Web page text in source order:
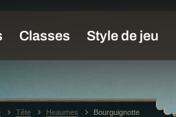
Tête Heaumes Bourguignotte